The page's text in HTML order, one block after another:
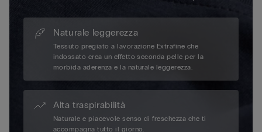
Naturale leggerezza
Tessuto pregiato a lavorazione Extrafine che
indossato crea un effetto seconda pelle per la
morbida aderenza e la naturale leggerezza.
Alta traspirabilità
Naturale e piacevole senso di freschezza che ti
accompagna tutto il giorno.